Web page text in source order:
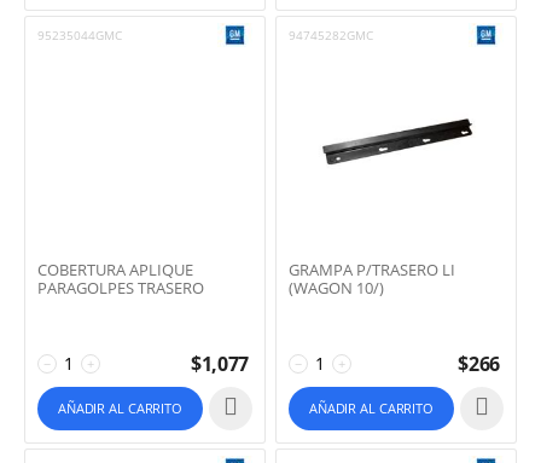
95235044GMC
COBERTURA APLIQUE
PARAGOLPES TRASERO
+
− $1,077
AÑADIR AL CARRITO
94745282GMC
GRAMPA P/TRASERO LI
(WAGON 10/)
+
− $266
AÑADIR AL CARRITO